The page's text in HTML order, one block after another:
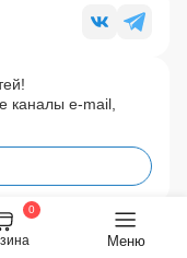
0
Меню
каналы e-mail,